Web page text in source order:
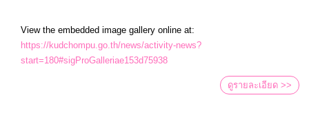
การ
ให้
View the embedded image gallery online at:
https://kudchompu.go.th/news/activity-news?
start=180#sigProGalleriae153d75938
ดูรายละเอียด >>